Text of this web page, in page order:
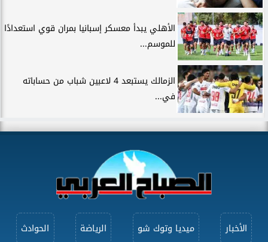
الأهلي يبدأ معسكر إسبانيا بمران قوي استعدادًا
للموسم...
الزمالك يستبعد 4 لاعبين شباب من حساباته
في...
الأخبار ميديا وتوك شو الرياضة الحوادث